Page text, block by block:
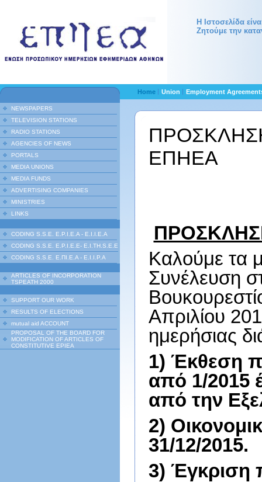
Η Ιστοσελίδα
Ζητούμε την
NEWSPAPERS
TELEVISION STATIONS
RADIO STATIONS
AGENCIES OF NEWS
PORTALS
MEDIA UNIONS
MEDIA FUNDS
ADVERTISING COMPANIES
MINISTRIES
LINKS
CODING S.S.E. E.P.I.E.A - E.I.I.E.A
CODING S.S.E. E.P.I.E.E- E.I.TH.S.E.E
CODING S.S.E. Ε.ΠΙ.Ε.Α - Ε.Ι.Ι.P.A
ARTICLES OF INCORPORATION
TSPEATH 2000
SUPPORT OUR WORK
RESULTS OF ELECTIONS
mutual aid ACCOUNT
PROPOSAL OF THE BOARD FOR
MODIFICATION OF ARTICLES OF
CONSTITUTIVE EPIEA
Home Union Employment
ΕΠΗΕΑ
Καλούμε τα
Συνέλευση
Απριλίου
ημερήσιας
1) Έκθεση
από 1/2015
από την
2)
31/12/2015.
3) Έγκριση